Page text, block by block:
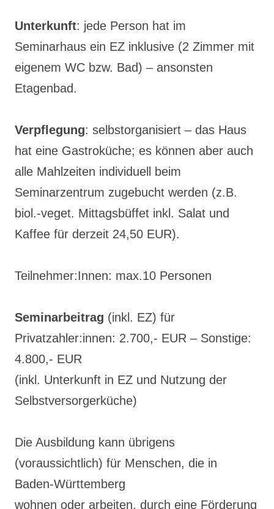
Unterkunft: jede Person hat im
Seminarhaus ein EZ inklusive (2 Zimmer mit
eigenem WC bzw. Bad) – ansonsten
Etagenbad.
Verpflegung: selbstorganisiert – das Haus
hat eine Gastroküche; es können aber auch
alle Mahlzeiten individuell beim
Seminarzentrum zugebucht werden (z.B.
biol.-veget. Mittagsbüffet inkl. Salat und
Kaffee für derzeit 24,50 EUR).
Teilnehmer:Innen: max.10 Personen
Seminarbeitrag (inkl. EZ) für
Privatzahler:innen: 2.700,- EUR – Sonstige:
4.800,- EUR
(inkl. Unterkunft in EZ und Nutzung der
Selbstversorgerküche)
Die Ausbildung kann übrigens
(voraussichtlich) für Menschen, die in
Baden-Württemberg
wohnen oder arbeiten, durch eine Förderung